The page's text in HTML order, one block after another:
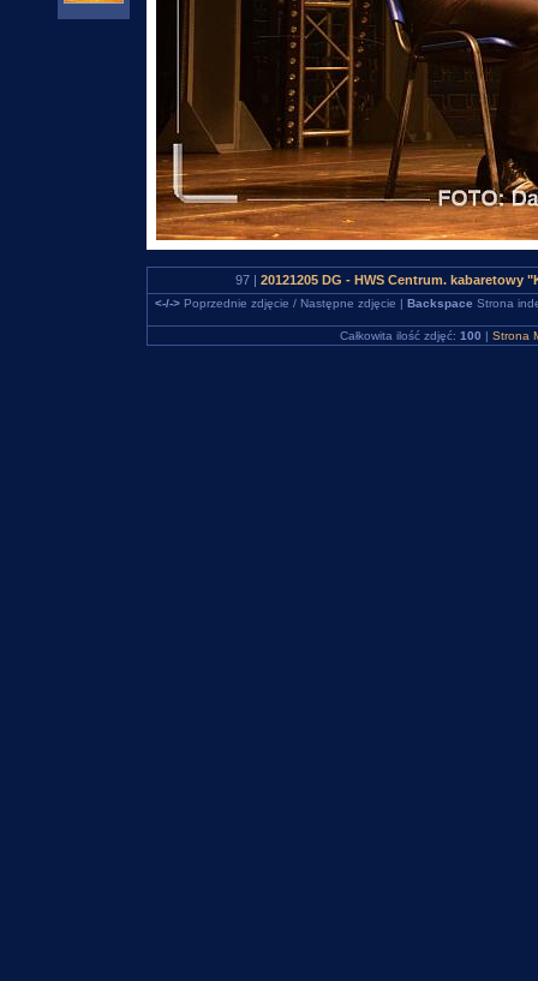
97 | 20121205 DG - HWS Centrum. kabaretowy
<-/->Poprzednie zdjęcie / Następne zdjęcie | Backspace Strona
Całkowita ilość zdjęć: 100 | Strona